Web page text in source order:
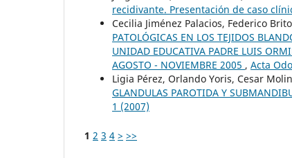
recidivante. Presentación de caso
Cecilia Jiménez Palacios, Federico
PATOLÓGICAS EN LOS TEJIDOS
UNIDAD EDUCATIVA PADRE LUIS
AGOSTO - NOVIEMBRE 2005 , Acta
Ligia Pérez, Orlando Yoris, Cesar
GLANDULAS PAROTIDA Y
1 (2007)
1 2 3 4 > >>